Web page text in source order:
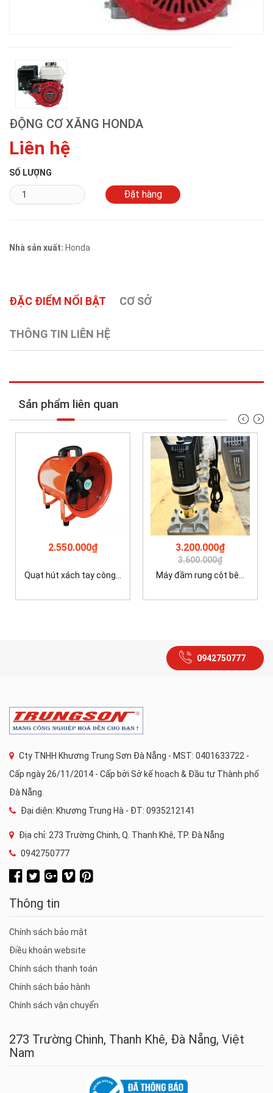
ĐỘNG CƠ XĂNG HONDA
Liên hệ
SỐ LƯỢNG
Nhà sản xuất: Honda
ĐẶC ĐIỂM NỔI BẬT CƠ SỞ
THÔNG TIN LIÊN HỆ
Sản phẩm liên quan
2.550.000₫
Quạt hút xách tay công...
3.200.000₫
3.600.000₫
Máy đầm rung cột bê...
0942750777
Cty TNHH Khương Trung Sơn Đà Nẵng - MST: 0401633722 -
Cấp ngày 26/11/2014 - Cấp bởi Sở kế hoạch & Đầu tư Thành phố
Đà Nẵng.
Đại diện: Khương Trung Hà - ĐT: 0935212141
Địa chỉ: 273 Trường Chinh, Q. Thanh Khê, TP. Đà Nẵng
0942750777
Thông tin
Chính sách bảo mật
Điều khoản website
Chính sách thanh toán
Chính sách bảo hành
Chính sách vận chuyển
273 Trường Chinh, Thanh Khê, Đà Nẵng, Việt
Nam